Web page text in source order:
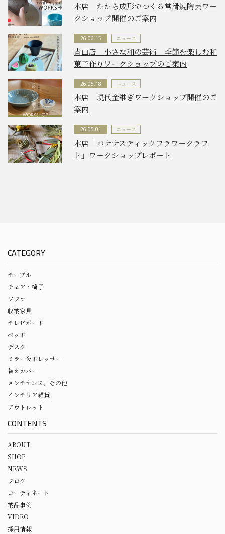
本店 たたら成形でつくる常滑焼陶芸ワー
クショップ開催のご案内
26.06.15 ニュース
青山店 小さな和の芸術 季節を楽しむ和
菓子作りワークショップのご案内
26.05.18 ニュース
本店 現代金継ぎワークショップ開催のご
案内
26.05.01 ニュース
本店「バナナスティックフラワークラフ
ト」ワークショップレポート
CATEGORY
テーブル
チェア・椅子
ソファ
収納家具
テレビボード
ベッド
デスク
ミラー＆ドレッサー
替えカバー
メンテナンス、その他
インテリア雑貨
アウトレット
CONTENTS
ABOUT
SHOP
NEWS
ブログ
コーディネート
納品事例
VIDEO
採用情報